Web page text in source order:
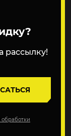
рассылку!